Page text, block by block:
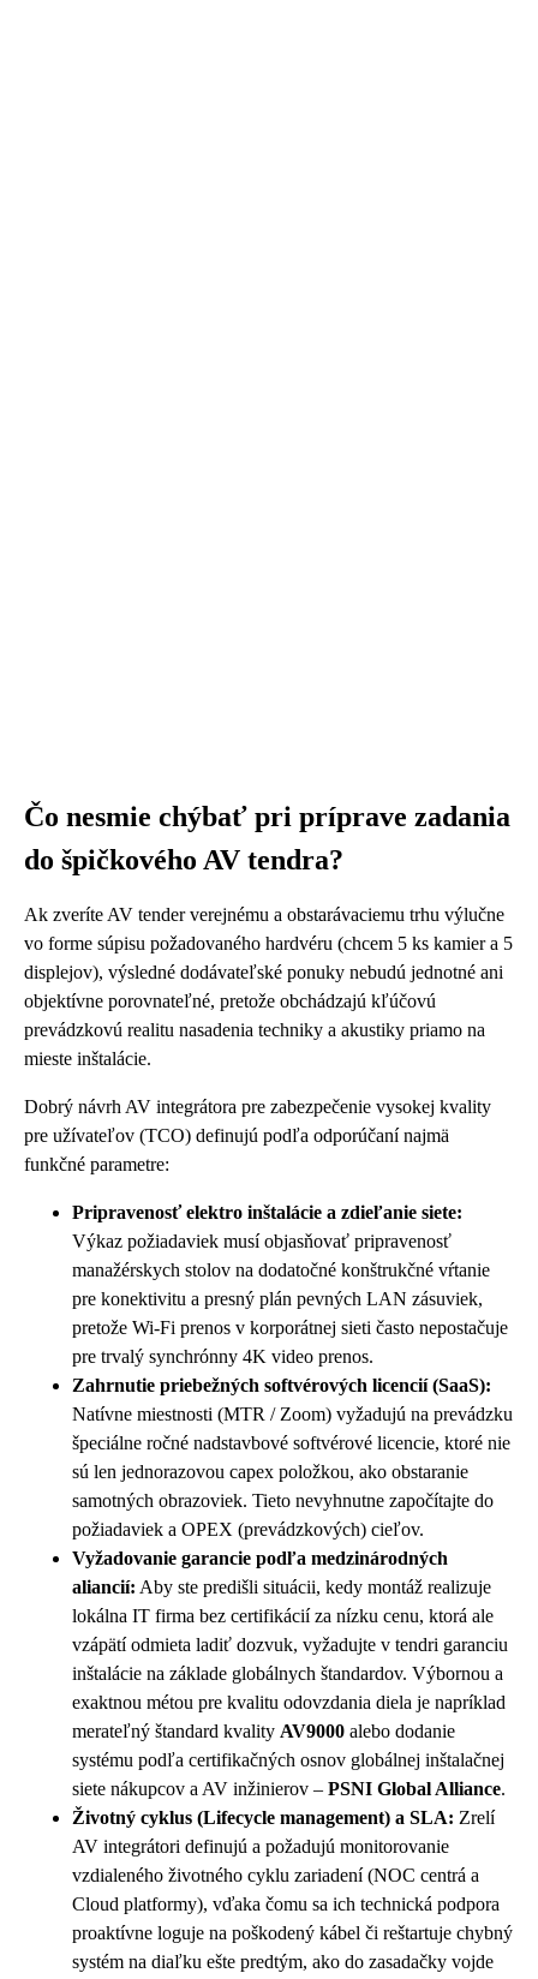
Čo nesmie chýbať pri príprave zadania
do špičkového AV tendra?
Ak zveríte AV tender verejnému a obstarávaciemu trhu výlučne
vo forme súpisu požadovaného hardvéru (chcem 5 ks kamier a 5
displejov), výsledné dodávateľské ponuky nebudú jednotné ani
objektívne porovnateľné, pretože obchádzajú kľúčovú
prevádzkovú realitu nasadenia techniky a akustiky priamo na
mieste inštalácie.
Dobrý návrh AV integrátora pre zabezpečenie vysokej kvality
pre užívateľov (TCO) definujú podľa odporúčaní najmä
funkčné parametre:
Pripravenosť elektro inštalácie a zdieľanie siete:
Výkaz požiadaviek musí objasňovať pripravenosť
manažérskych stolov na dodatočné konštrukčné vŕtanie
pre konektivitu a presný plán pevných LAN zásuviek,
pretože Wi-Fi prenos v korporátnej sieti často nepostačuje
pre trvalý synchrónny 4K video prenos.
Zahrnutie priebežných softvérových licencií (SaaS):
Natívne miestnosti (MTR / Zoom) vyžadujú na prevádzku
špeciálne ročné nadstavbové softvérové licencie, ktoré nie
sú len jednorazovou capex položkou, ako obstaranie
samotných obrazoviek. Tieto nevyhnutne započítajte do
požiadaviek a OPEX (prevádzkových) cieľov.
Vyžadovanie garancie podľa medzinárodných
aliancií: Aby ste predišli situácii, kedy montáž realizuje
lokálna IT firma bez certifikácií za nízku cenu, ktorá ale
vzápätí odmieta ladiť dozvuk, vyžadujte v tendri garanciu
inštalácie na základe globálnych štandardov. Výbornou a
exaktnou métou pre kvalitu odovzdania diela je napríklad
merateľný štandard kvality AV9000 alebo dodanie
systému podľa certifikačných osnov globálnej inštalačnej
siete nákupcov a AV inžinierov – PSNI Global Alliance.
Životný cyklus (Lifecycle management) a SLA: Zrelí
AV integrátori definujú a požadujú monitorovanie
vzdialeného životného cyklu zariadení (NOC centrá a
Cloud platformy), vďaka čomu sa ich technická podpora
proaktívne loguje na poškodený kábel či reštartuje chybný
systém na diaľku ešte predtým, ako do zasadačky vojde